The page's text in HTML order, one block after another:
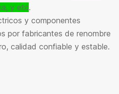
, y etc.
y componentes
por fabricantes de renombre
calidad confiable y estable.